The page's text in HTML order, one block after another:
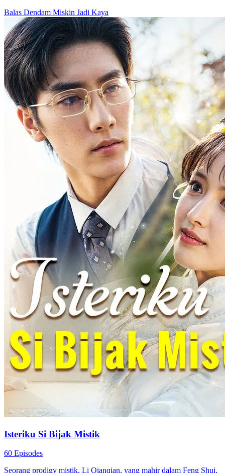
Balas Dendam Miskin Jadi Kaya
Isteriku Si Bijak Mistik
60 Episodes
Seorang prodigy mistik, Li Qianqian, yang mahir dalam Feng Shui,